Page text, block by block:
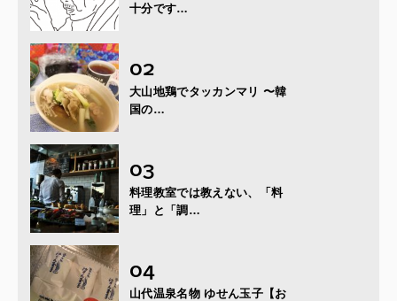
十分です…
大山地鶏でタッカンマリ 〜韓
国の…
料理教室では教えない、「料
理」と「調…
山代温泉名物 ゆせん玉子【お